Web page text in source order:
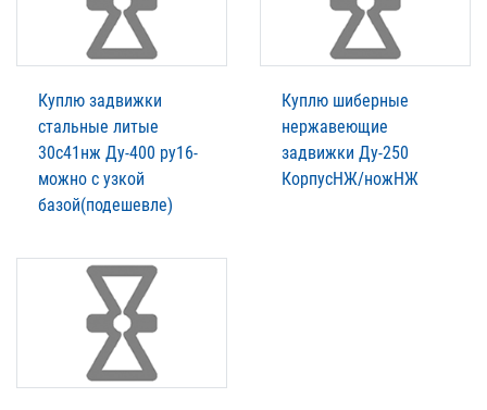
Куплю задвижки
стальные литые
30с41нж Ду-400 ру16-
можно с узкой
базой(подешевле)
Куплю шиберные
нержавеющие
задвижки Ду-250
КорпусНЖ/ножНЖ